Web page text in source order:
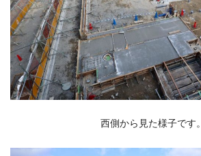
西側から見た様子です。